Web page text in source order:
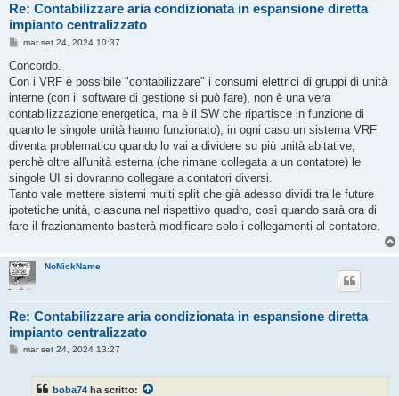
Re: Contabilizzare aria condizionata in espansione diretta
impianto centralizzato
M
s
a
g
i
o
mar set 24, 2024 10:37
Concordo.
Con i VRF è possibile "contabilizzare" i consumi elettrici di gruppi di unità
interne (con il software di gestione si può fare), non è una vera
contabilizzazione energetica, ma è il SW che ripartisce in funzione di
quanto le singole unità hanno funzionato), in ogni caso un sistema VRF
diventa problematico quando lo vai a dividere su più unità abitative,
perchè oltre all'unità esterna (che rimane collegata a un contatore) le
singole UI si dovranno collegare a contatori diversi.
Tanto vale mettere sistemi multi split che già adesso dividi tra le future
ipotetiche unità, ciascuna nel rispettivo quadro, così quando sarà ora di
fare il frazionamento basterà modificare solo i collegamenti al contatore.
NoNickName
Re: Contabilizzare aria condizionata in espansione diretta
impianto centralizzato
Mmar set 24, 2024 13:27
boba74 ha scritto: